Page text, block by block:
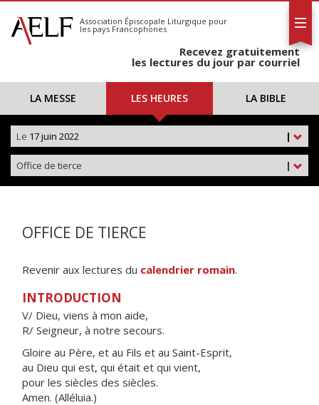
S'abonner
Calendrier
Association Épiscopale Liturgique pour
les pays Francophones
Recevez gratuitement
les lectures du jour par courriel
LA MESSE LES HEURES LA BIBLE
|
Le 17 juin 2022
|
Office de tierce
OFFICE DE TIERCE
Revenir aux lectures du calendrier romain.
INTRODUCTION
V/ Dieu, viens à mon aide,
R/ Seigneur, à notre secours.
Gloire au Père, et au Fils et au Saint-Esprit,
au Dieu qui est, qui était et qui vient,
pour les siècles des siècles.
Amen. (Alléluia.)